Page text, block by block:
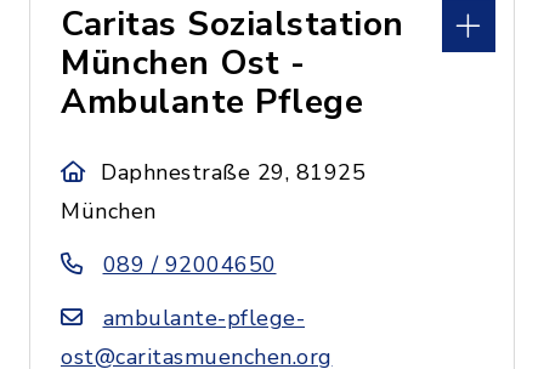
Caritas Sozialstation
München Ost -
Ambulante Pflege
Daphnestraße 29, 81925
München
089 / 92004650
ambulante-pflege-
ost@caritasmuenchen.org